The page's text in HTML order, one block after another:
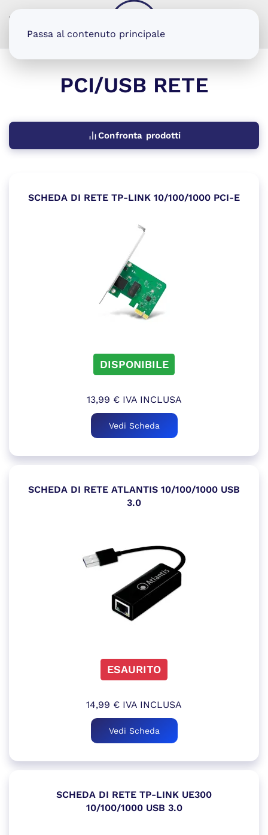
Passa al contenuto principale
PCI/USB RETE
Confronta prodotti
SCHEDA DI RETE TP-LINK 10/100/1000 PCI-E
DISPONIBILE
13,99 €IVA INCLUSA
Vedi Scheda
SCHEDA DI RETE ATLANTIS 10/100/1000 USB
3.0
ESAURITO
14,99 € IVA INCLUSA
Vedi Scheda
SCHEDA DI RETE TP-LINK UE300
10/100/1000 USB 3.0